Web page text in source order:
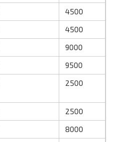
4500
4500
9000
9500
2500
2500
8000